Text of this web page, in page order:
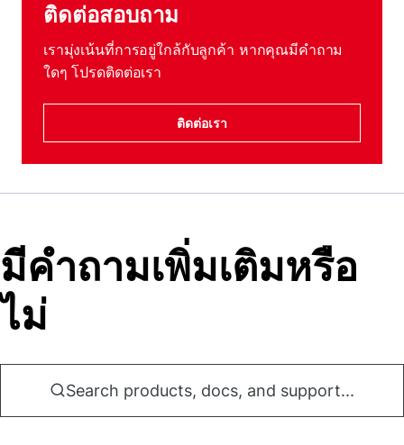
ติดต่อสอบถาม
เรามุ่งเน้นที่การอยู่ใกล้กับลูกค้า หากคุณมีคําถาม
ใดๆ โปรดติดต่อเรา
ติดต่อเรา
มีคําถามเพิ่มเติมหรือ
ไม่
Search products, docs, and support...